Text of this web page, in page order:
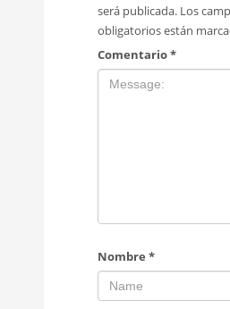
será publicada. Los
obligatorios están
Comentario*
Nombre *